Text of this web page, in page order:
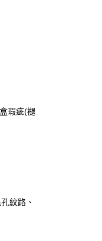
整。
申請。
付的交易
款後即
瑕疵(褪
紋路、